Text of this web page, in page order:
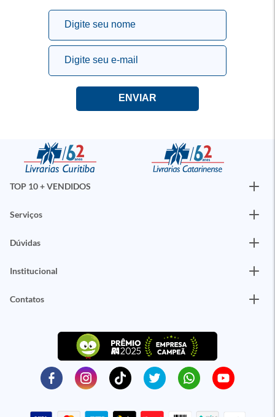
TOP 10 + VENDIDOS
Serviços
Dúvidas
Institucional
Contatos